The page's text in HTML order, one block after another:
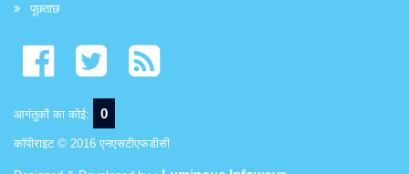
पूछताछ
आगंतुकों का कोई: 0
कॉपीराइट © 2016 एनएसटीएफडीसी